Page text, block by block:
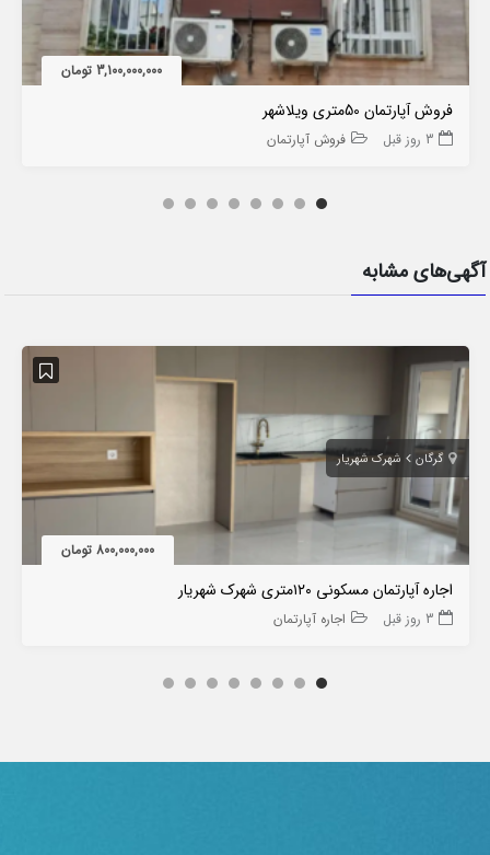
3,100,000,000 تومان
فروش آپارتمان 50متری ویلاشهر
3 روز قبل فروش آپارتمان
آگهی‌های مشابه
گرگان شهرک شهریار
800,000,000 تومان
اجاره آپارتمان مسکونی ۱۲۰متری شهرک شهریار
3 روز قبل اجاره آپارتمان